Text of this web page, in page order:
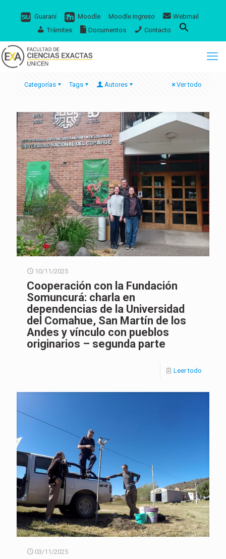
Guaraní Moodle Moodle Ingreso
Webmail
Trámites
Documentos Contacto
Categorías Tags Autores Ver todo
10/11/2025
Cooperación con la Fundación
Somuncurá: charla en
dependencias de la Universidad
del Comahue, San Martín de los
Andes y vínculo con pueblos
originarios – segunda parte
Leer todo
03/11/2025